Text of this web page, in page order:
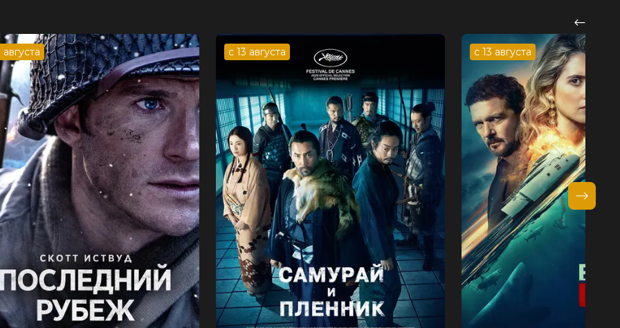
августа с 13 августа с 13 августа